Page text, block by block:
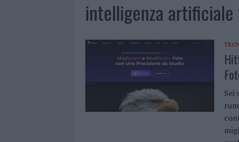
intelligenza
Sei